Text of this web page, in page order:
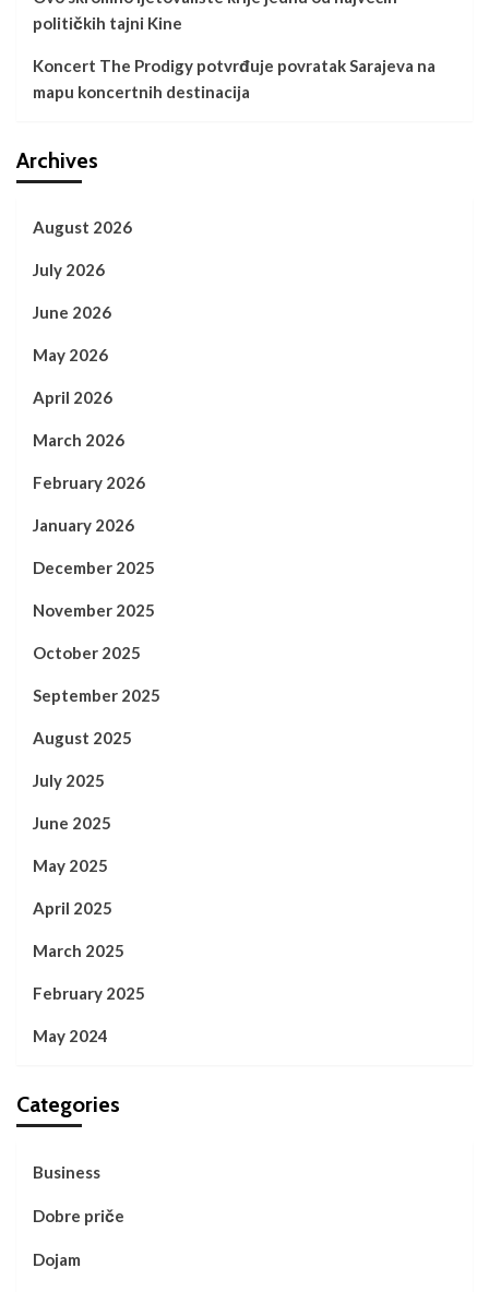
političkih tajni Kine
Koncert The Prodigy potvrđuje povratak Sarajeva na
mapu koncertnih destinacija
Archives
August 2026
July 2026
June 2026
May 2026
April 2026
March 2026
February 2026
January 2026
December 2025
November 2025
October 2025
September 2025
August 2025
July 2025
June 2025
May 2025
April 2025
March 2025
February 2025
May 2024
Categories
Business
Dobre priče
Dojam